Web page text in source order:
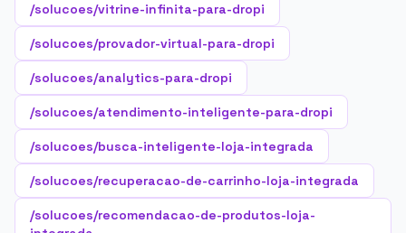
/solucoes/vitrine-infinita-para-dropi
/solucoes/provador-virtual-para-dropi
/solucoes/analytics-para-dropi
/solucoes/atendimento-inteligente-para-dropi
/solucoes/busca-inteligente-loja-integrada
/solucoes/recuperacao-de-carrinho-loja-integrada
/solucoes/recomendacao-de-produtos-loja-